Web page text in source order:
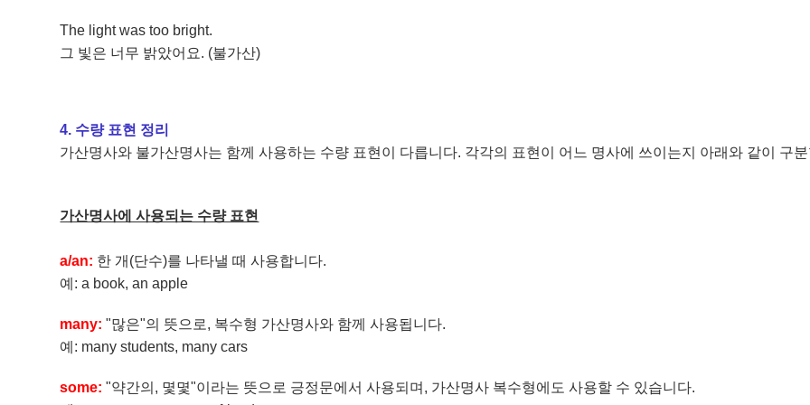
The light was too bright.
그 빛은 너무 밝았어요. (불가산)
4. 수량 표현 정리
가산명사와 불가산명사는 함께 사용하는 수량 표현이 다릅니다. 각각의 표현이 어느 명사에 쓰이는지 아래와 같이 구
가산명사에 사용되는 수량 표현
a/an: 한 개(단수)를 나타낼 때 사용합니다.
예: a book, an apple
many:"많은"의 뜻으로, 복수형 가산명사와 함께 사용됩니다.
예: many students, many cars
some:"약간의, 몇몇"이라는 뜻으로 긍정문에서 사용되며, 가산명사 복수형에도 사용할 수 있습니다.